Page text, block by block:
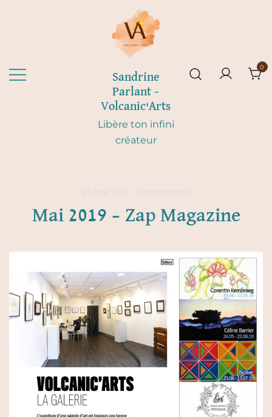
Sandrine
Parlant –
Volcanic'Arts
Libère ton infini
créateur
0
21 mai 2019 0 comments
Mai 2019 – Zap Magazine